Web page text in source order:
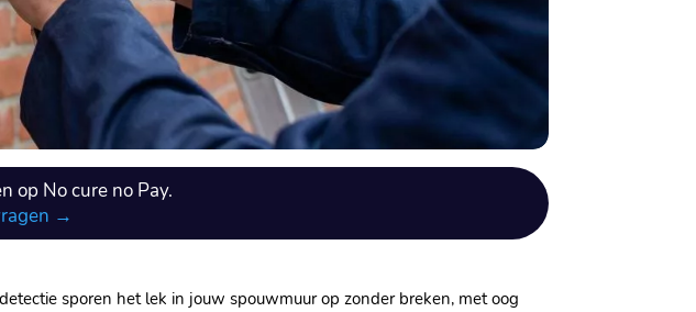
op No cure no Pay.
→
sporen het lek in jouw spouwmuur op zonder breken, met oog